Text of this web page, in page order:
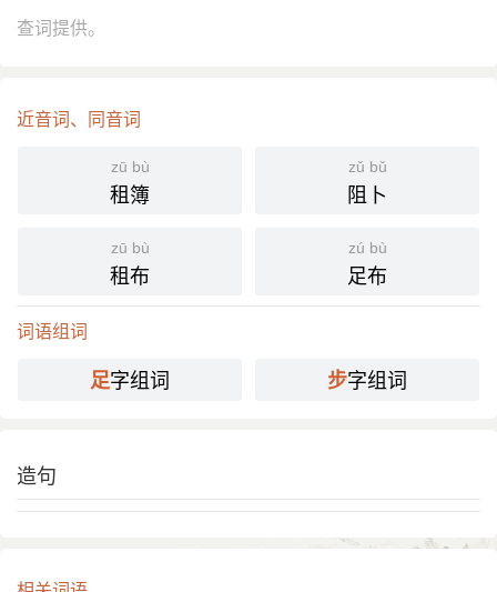
去，天空忽然开敞。”
zú bù
查词提供。
近音词、同音词
zū bù
租簿
zǔ bǔ
阻卜
zū bù
租布
zú bù
足布
词语组词
足字组词 步字组词
造句